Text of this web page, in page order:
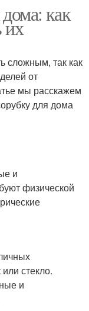
как
их
сложным, так как
от
мы расскажем
для дома
и
физической
стекло.
и